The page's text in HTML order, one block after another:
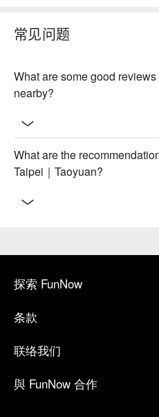
常见问题
What are some good
nearby?
What are the
Taipei｜Taoyuan?
探索 FunNow
条款
联络我们
與 FunNow 合作